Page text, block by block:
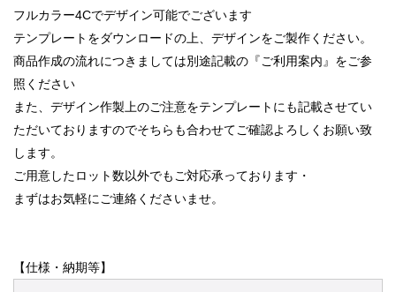
フルカラー4Cでデザイン可能でございます
テンプレートをダウンロードの上、デザインをご製作ください。
商品作成の流れにつきましては別途記載の『ご利用案内』をご参
照ください
また、デザイン作製上のご注意をテンプレートにも記載させてい
ただいておりますのでそちらも合わせてご確認よろしくお願い致
します。
ご用意したロット数以外でもご対応承っております・
まずはお気軽にご連絡くださいませ。
【仕様・納期等】